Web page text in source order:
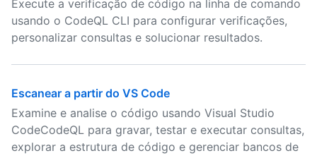
Execute a verificação de código na linha de comando
usando o CodeQL CLI para configurar verificações,
personalizar consultas e solucionar resultados.
Escanear a partir do VS Code
Examine e analise o código usando Visual Studio
CodeCodeQL para gravar, testar e executar consultas,
explorar a estrutura de código e gerenciar bancos de